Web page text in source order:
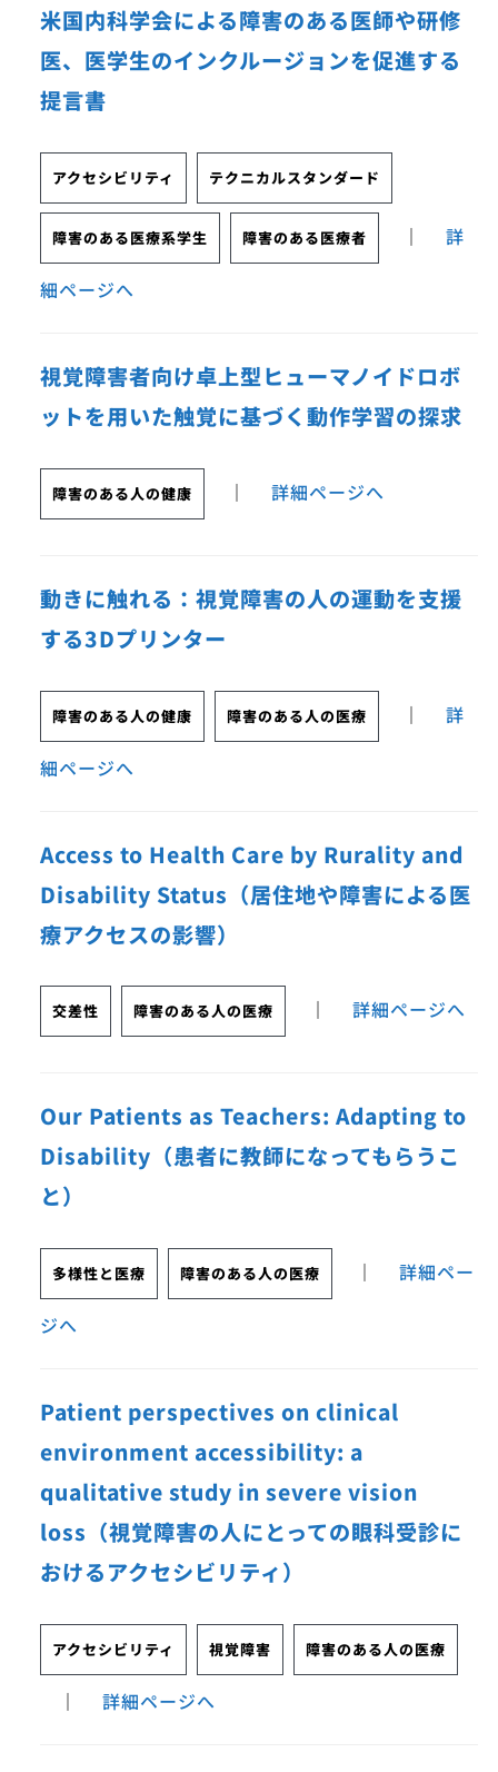
米国内科学会による障害のある医師や研修
医、医学生のインクルージョンを促進する
提言書
アクセシビリティ テクニカルスタンダード
障害のある医療系学生 障害のある医療者 ｜ 詳
細ページへ
視覚障害者向け卓上型ヒューマノイドロボ
ットを用いた触覚に基づく動作学習の探求
障害のある人の健康 ｜ 詳細ページへ
動きに触れる：視覚障害の人の運動を支援
する3Dプリンター
障害のある人の健康 障害のある人の医療 ｜ 詳
細ページへ
Access to Health Care by Rurality and
Disability Status（居住地や障害による医
療アクセスの影響）
交差性 障害のある人の医療 ｜ 詳細ページへ
Our Patients as Teachers: Adapting to
Disability（患者に教師になってもらうこ
と）
多様性と医療 障害のある人の医療 ｜ 詳細ペー
ジへ
Patient perspectives on clinical
environment accessibility: a
qualitative study in severe vision
loss（視覚障害の人にとっての眼科受診に
おけるアクセシビリティ）
アクセシビリティ 視覚障害 障害のある人の医療
｜ 詳細ページへ